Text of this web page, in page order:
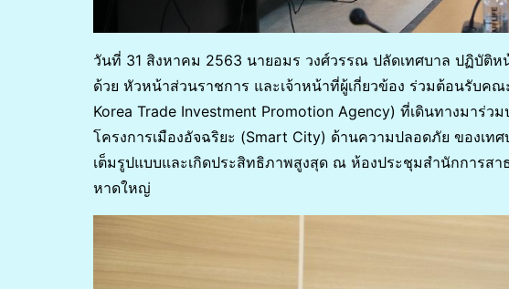
วันที่ 31 สิงหาคม 2563 นายอมร วงศ์วรรณ ปลัดเทศบาล ปฏิบัติ
ด้วย หัวหน้าส่วนราชการ และเจ้าหน้าที่ผู้เกี่ยวข้อง ร่วมต้อนรับค
Korea Trade Investment Promotion Agency) ที่เดินทางมาร่ว
โครงการเมืองอัจฉริยะ (Smart City) ด้านความปลอดภัย ของเท
เต็มรูปแบบและเกิดประสิทธิภาพสูงสุด ณ ห้องประชุมสำนักการส
หาดใหญ่